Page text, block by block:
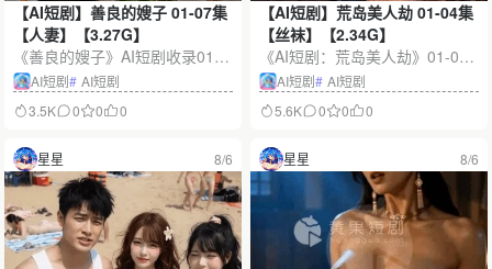
【AI短剧】善良的嫂子 01-07集
【人妻】【3.27G】
《善良的嫂子》AI短剧收录01-0
7集，页面标注容量约3.27G。
作品围绕家庭关系、善意抉择与
信任变化展开，以拟真AI影像、
连续悬念和细腻情绪呈现一段充
满矛盾与转折的家庭故事。
AI短剧# AI短剧
3.5K
0 0 0
【AI短剧】荒岛美人劫 01-04集
【丝袜】【2.34G】
《AI短剧：荒岛美人劫》01-04
集是一部融合荒岛求生、悬疑冒
险与AI影像技术的连续短剧。女
主角因意外流落神秘孤岛，在寻
找生存资源和逃生路线的过程
中，逐步发现隐藏线索与未知危
机。本合集剧情连贯，包含电影
化场景与拟真短剧视觉体验。
AI短剧# AI短剧
5.6K
0 0 0
星星 8/6 星星 8/6